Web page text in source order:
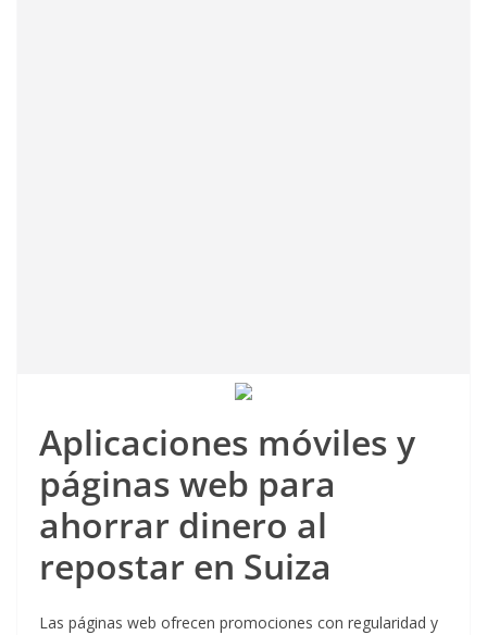
Aplicaciones móviles y
páginas web para
ahorrar dinero al
repostar en Suiza
Las páginas web ofrecen promociones con regularidad y